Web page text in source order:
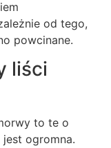
od tego,
powcinane.
liści
to te o
jest ogromna.